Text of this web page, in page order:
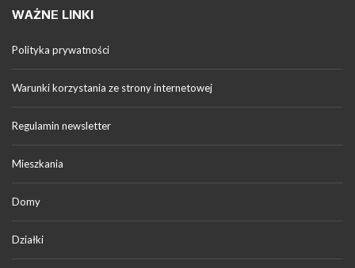
WAŻNE LINKI
Polityka prywatności
Warunki korzystania ze strony internetowej
Regulamin newsletter
Mieszkania
Domy
Działki